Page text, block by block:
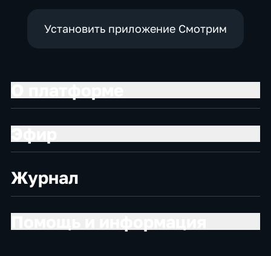
Установить приложение Смотрим
Журнал